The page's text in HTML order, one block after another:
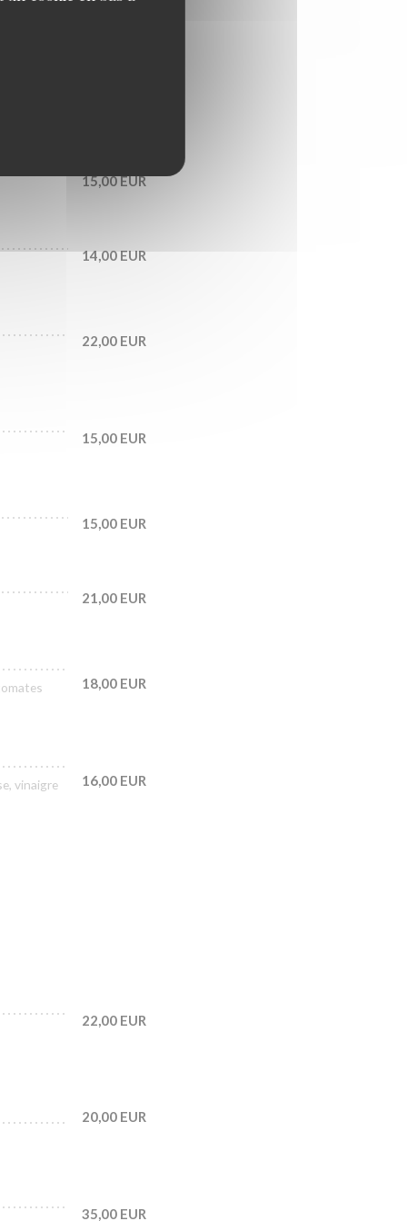
15,00 EUR
14,00 EUR
22,00 EUR
15,00 EUR
15,00 EUR
21,00 EUR
18,00 EUR
vinaigre
16,00 EUR
22,00 EUR
20,00 EUR
35,00 EUR